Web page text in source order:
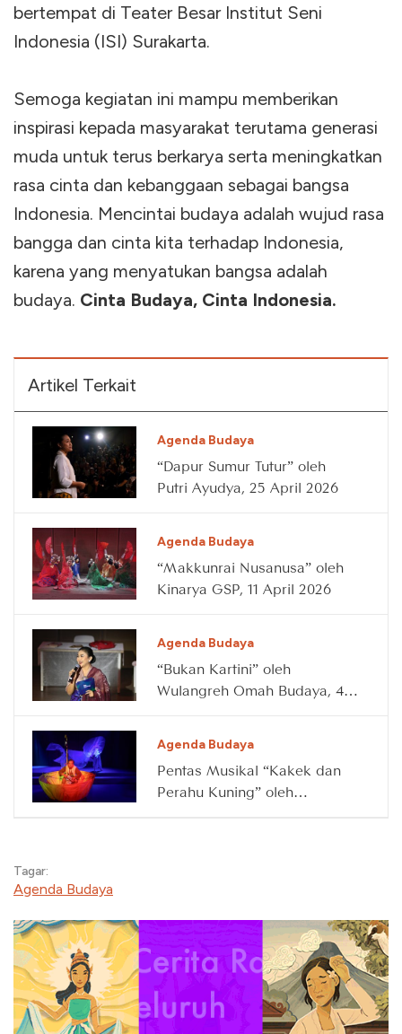
bertempat di Teater Besar Institut Seni
Indonesia (ISI) Surakarta.
Semoga kegiatan ini mampu memberikan
inspirasi kepada masyarakat terutama generasi
muda untuk terus berkarya serta meningkatkan
rasa cinta dan kebanggaan sebagai bangsa
Indonesia. Mencintai budaya adalah wujud rasa
bangga dan cinta kita terhadap Indonesia,
karena yang menyatukan bangsa adalah
budaya. Cinta Budaya, Cinta Indonesia.
Artikel Terkait
Agenda Budaya
“Dapur Sumur Tutur” oleh
Putri Ayudya, 25 April 2026
Agenda Budaya
“Makkunrai Nusanusa” oleh
Kinarya GSP, 11 April 2026
Agenda Budaya
“Bukan Kartini” oleh
Wulangreh Omah Budaya, 4
Agenda Budaya
Pentas Musikal “Kakek dan
Perahu Kuning” oleh
Tagar:
Agenda Budaya